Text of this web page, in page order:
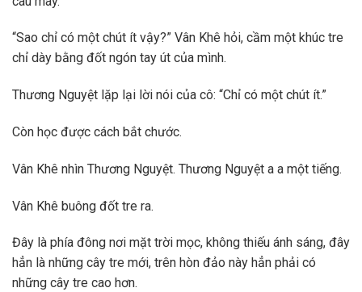
“Sao chỉ có một chút ít vậy?” Vân Khê hỏi, cầm một khúc tre
chỉ dày bằng đốt ngón tay út của mình.
Thương Nguyệt lặp lại lời nói của cô: “Chỉ có một chút ít.”
Còn học được cách bắt chước.
Vân Khê nhìn Thương Nguyệt. Thương Nguyệt a a một tiếng.
Vân Khê buông đốt tre ra.
Đây là phía đông nơi mặt trời mọc, không thiếu ánh sáng, đây
hẳn là những cây tre mới, trên hòn đảo này hẳn phải có
những cây tre cao hơn.